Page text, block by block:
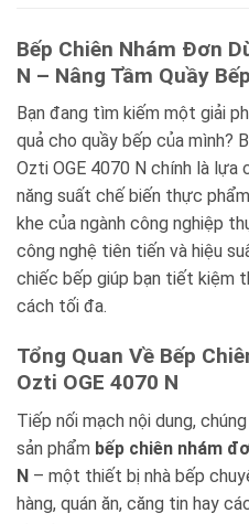
Bếp Chiên Nhám Đơn
N – Nâng Tầm Quầy
Bạn đang tìm kiếm một giải
quả cho quầy bếp của mình?
Ozti OGE 4070 N chính là
năng suất chế biến thực
khe của ngành công nghiệp
công nghệ tiên tiến và hiệu
chiếc bếp giúp bạn tiết kiệm
cách tối đa.
Tổng Quan Về Bếp
Ozti OGE 4070 N
Tiếp nối mạch nội dung,
sản phẩm bếp chiên nhám
N – một thiết bị nhà bếp
hàng, quán ăn, căng tin hay